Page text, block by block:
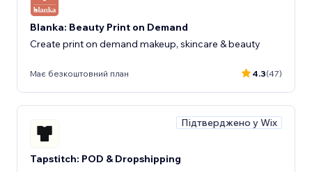
Blanka: Beauty Print on Demand
Create print on demand makeup, skincare & beauty
Має безкоштовний план 4.3(47)
Підтверджено у Wix
Tapstitch: POD & Dropshipping